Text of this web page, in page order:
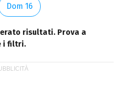
Dom 16
risultati. Prova a
i filtri.